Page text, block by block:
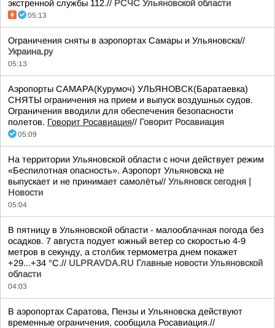
экстренной службы 112.// РСЧС Ульяновской области
05:13
Ограничения сняты в аэропортах Самары и Ульяновска//
Украина.ру
05:13
Аэропорты САМАРА(Курумоч) УЛЬЯНОВСК(Баратаевка)
СНЯТЫ ограничения на прием и выпуск воздушных судов.
Ограничения вводили для обеспечения безопасности
полетов. Говорит Росавиация// Говорит Росавиация
05:09
На территории Ульяновской области с ночи действует режим
«Беспилотная опасность». Аэропорт Ульяновска не
выпускает и не принимает самолёты// Ульяновск сегодня |
Новости
05:04
В пятницу в Ульяновской области - малооблачная погода без
осадков. 7 августа подует южный ветер со скоростью 4-9
метров в секунду, а столбик термометра днем покажет
+29...+34 °C.// ULPRAVDA.RU Главные новости Ульяновской
области
04:03
В аэропортах Саратова, Пензы и Ульяновска действуют
временные ограничения, сообщила Росавиация.//